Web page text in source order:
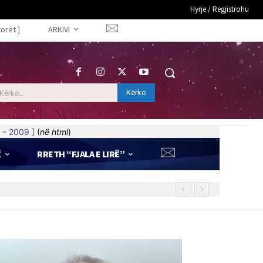
Hyrje / Regjistrohu
] ARKIVI
Kërko... Kërko
2009 ] (në html)
RRETH “FJALA E LIRË”